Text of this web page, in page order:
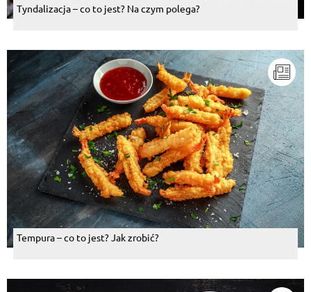
Tyndalizacja – co to jest? Na czym polega?
Tempura – co to jest? Jak zrobić?